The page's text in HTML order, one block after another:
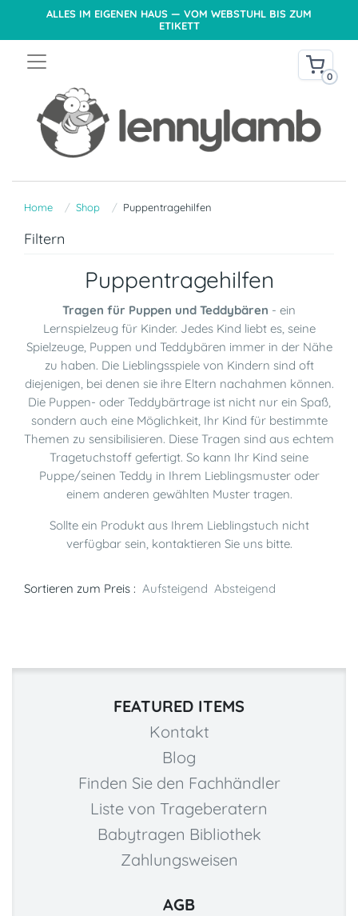
ALLES IM EIGENEN HAUS — VOM WEBSTUHL BIS ZUM
ETIKETT
0
Home Shop Puppentragehilfen
Filtern
Puppentragehilfen
Tragen für Puppen und Teddybären - ein
Lernspielzeug für Kinder. Jedes Kind liebt es, seine
Spielzeuge, Puppen und Teddybären immer in der Nähe
zu haben. Die Lieblingsspiele von Kindern sind oft
diejenigen, bei denen sie ihre Eltern nachahmen können.
Die Puppen- oder Teddybärtrage ist nicht nur ein Spaß,
sondern auch eine Möglichkeit, Ihr Kind für bestimmte
Themen zu sensibilisieren. Diese Tragen sind aus echtem
Tragetuchstoff gefertigt. So kann Ihr Kind seine
Puppe/seinen Teddy in Ihrem Lieblingsmuster oder
einem anderen gewählten Muster tragen.
Sollte ein Produkt aus Ihrem Lieblingstuch nicht
verfügbar sein, kontaktieren Sie uns bitte.
Sortieren zum Preis : Aufsteigend Absteigend
FEATURED ITEMS
Kontakt
Blog
Finden Sie den Fachhändler
Liste von Trageberatern
Babytragen Bibliothek
Zahlungsweisen
AGB